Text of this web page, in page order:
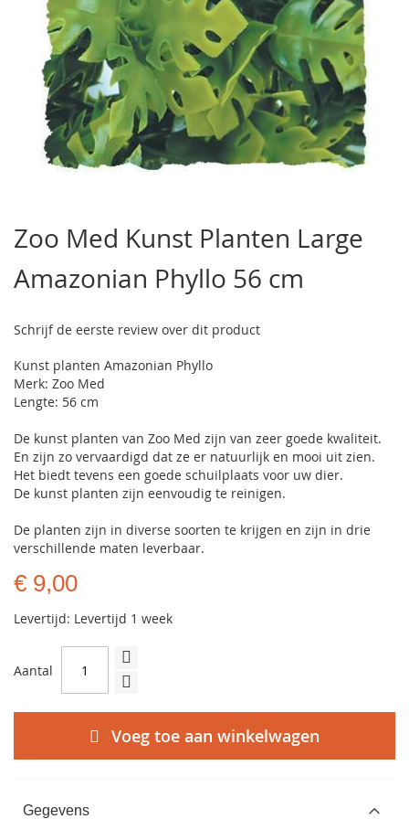
het
begin
van
de
gallerij
Zoo Med Kunst Planten Large
Amazonian Phyllo 56 cm
Schrijf de eerste review over dit product
Kunst planten Amazonian Phyllo
Merk: Zoo Med
Lengte: 56 cm
De kunst planten van Zoo Med zijn van zeer goede kwaliteit.
En zijn zo vervaardigd dat ze er natuurlijk en mooi uit zien.
Het biedt tevens een goede schuilplaats voor uw dier.
De kunst planten zijn eenvoudig te reinigen.
De planten zijn in diverse soorten te krijgen en zijn in drie
verschillende maten leverbaar.
€ 9,00
Levertijd: Levertijd 1 week
Aantal
Voeg toe aan winkelwagen
Gegevens